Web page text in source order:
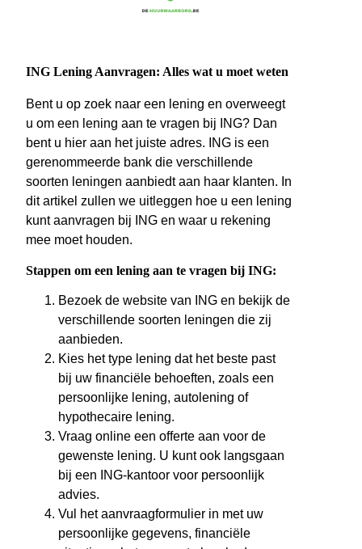
ING Lening Aanvragen: Alles wat u moet weten
Bent u op zoek naar een lening en overweegt
u om een lening aan te vragen bij ING? Dan
bent u hier aan het juiste adres. ING is een
gerenommeerde bank die verschillende
soorten leningen aanbiedt aan haar klanten. In
dit artikel zullen we uitleggen hoe u een lening
kunt aanvragen bij ING en waar u rekening
mee moet houden.
Stappen om een lening aan te vragen bij ING:
Bezoek de website van ING en bekijk de
verschillende soorten leningen die zij
aanbieden.
Kies het type lening dat het beste past
bij uw financiële behoeften, zoals een
persoonlijke lening, autolening of
hypothecaire lening.
Vraag online een offerte aan voor de
gewenste lening. U kunt ook langsgaan
bij een ING-kantoor voor persoonlijk
advies.
Vul het aanvraagformulier in met uw
persoonlijke gegevens, financiële